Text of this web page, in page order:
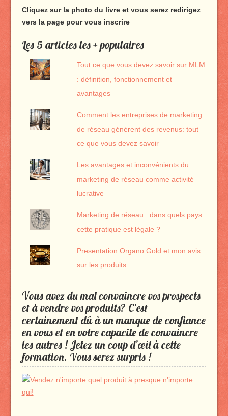
Cliquez sur la photo du livre et vous serez redirigez
vers la page pour vous inscrire
Les 5 articles les + populaires
Tout ce que vous devez savoir sur MLM
: définition, fonctionnement et
avantages
Comment les entreprises de marketing
de réseau génèrent des revenus: tout
ce que vous devez savoir
Les avantages et inconvénients du
marketing de réseau comme activité
lucrative
Marketing de réseau : dans quels pays
cette pratique est légale ?
Presentation Organo Gold et mon avis
sur les produits
Vous avez du mal convaincre vos prospects
et à vendre vos produits? C’est
certainement dû à un manque de confiance
en vous et en votre capacite de convaincre
les autres ! Jetez un coup d’œil à cette
formation. Vous serez surpris !